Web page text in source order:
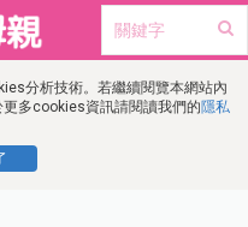
分析技術。若繼續閱覽本網站內
多cookies資訊請閱讀我們的隱私